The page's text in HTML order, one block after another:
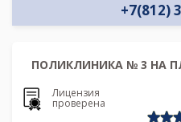
+7(812)
ПОЛИКЛИНИКА № 3 НА
Лицензия
проверена